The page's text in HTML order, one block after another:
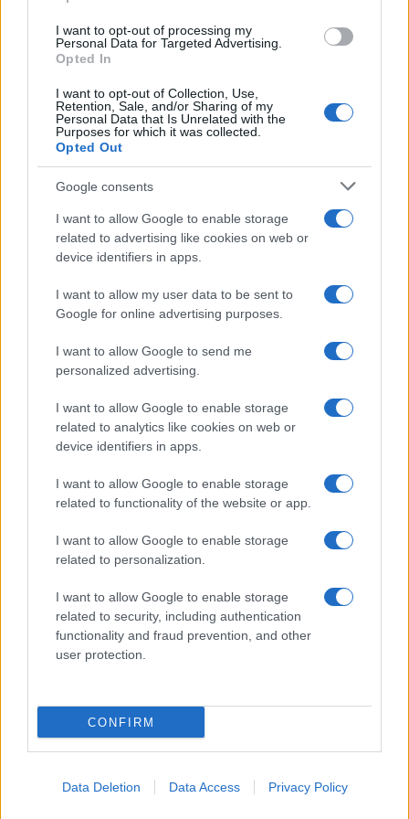
I want to opt-out of processing my
Personal Data for Targeted Advertising.
Opted In
I want to opt-out of Collection, Use,
Retention, Sale, and/or Sharing of my
Personal Data that Is Unrelated with the
Purposes for which it was collected.
Opted Out
Google consents
I want to allow Google to enable storage
related to advertising like cookies on web or
device identifiers in apps.
I want to allow my user data to be sent to
Google for online advertising purposes.
I want to allow Google to send me
personalized advertising.
I want to allow Google to enable storage
related to analytics like cookies on web or
device identifiers in apps.
I want to allow Google to enable storage
related to functionality of the website or app.
I want to allow Google to enable storage
related to personalization.
I want to allow Google to enable storage
related to security, including authentication
functionality and fraud prevention, and other
user protection.
CONFIRM
Data Deletion Data Access Privacy Policy
lasciali riposare in frigorifero per almeno un’ora.
Questo aiuterà a farli indurire ulteriormente. Puoi
per 3-4 giorni. È sconsigliato congelarli per via
della ricotta, che potrebbe alterarne la consistenza.
Consigli utili
Se desideri variare la ricetta, puoi provare a
utilizzare una crema spalmabile bianca, come
cioccolato bianco o crema di pistacchio, per una
versione più delicata. Inoltre, per evitare che il
ripieno esca, assicurati che la crema spalmabile sia
servire freddi e rimangono gustosi anche il giorno
dopo. Un dolce semplice ma efficace per
apprezzeranno la tua creatività in cucina!